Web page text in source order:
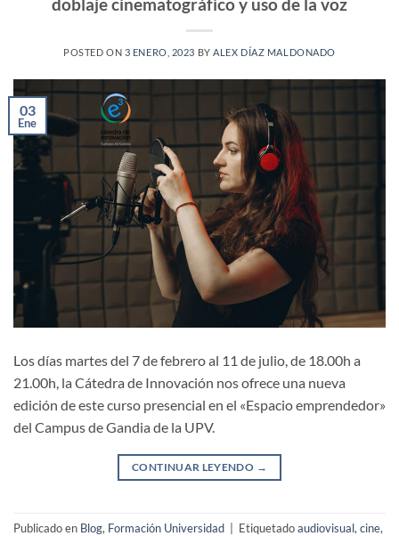
POSTED ON 3 ENERO, 2023 BYALEX DÍAZ MALDONADO
03
Ene
Los días martes del 7 de febrero al 11 de julio, de 18.00h a
21.00h, la Cátedra de Innovación nos ofrece una nueva
edición de este curso presencial en el «Espacio emprendedor»
del Campus de Gandia de la UPV.
CONTINUAR LEYENDO →
Publicado en Blog, Formación Universidad Etiquetadoaudiovisual, cine,